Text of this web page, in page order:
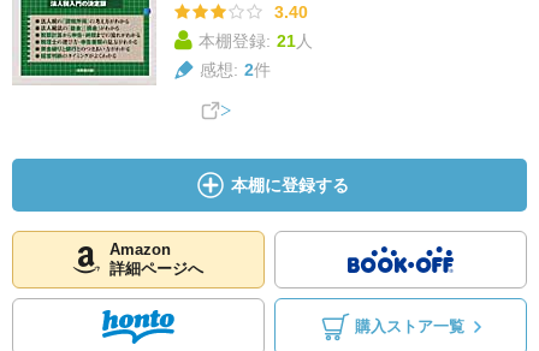
3.40
本棚登録: 21人
感想: 2件
本棚に登録する
Amazon
詳細ページへ
購入ストア一覧